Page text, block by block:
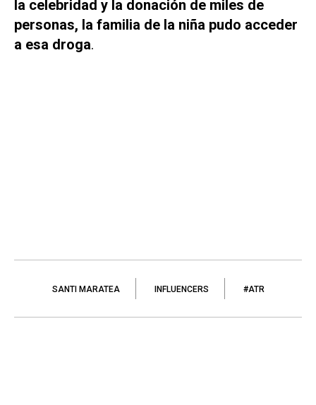
la celebridad y la donación de miles de
personas, la familia de la niña pudo acceder
a esa droga.
SANTI MARATEA INFLUENCERS #ATR